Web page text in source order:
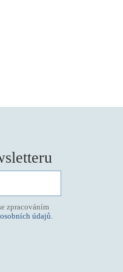
zpracováním
údajů.